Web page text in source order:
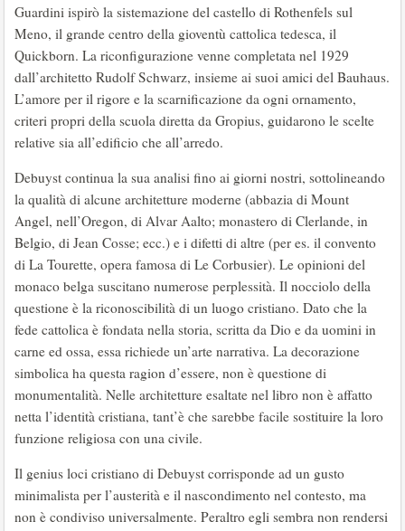
Guardini ispirò la sistemazione del castello di Rothenfels sul
Meno, il grande centro della gioventù cattolica tedesca, il
Quickborn. La riconfigurazione venne completata nel 1929
dall’architetto Rudolf Schwarz, insieme ai suoi amici del Bauhaus.
L’amore per il rigore e la scarnificazione da ogni ornamento,
criteri propri della scuola diretta da Gropius, guidarono le scelte
relative sia all’edificio che all’arredo.
Debuyst continua la sua analisi fino ai giorni nostri, sottolineando
la qualità di alcune architetture moderne (abbazia di Mount
Angel, nell’Oregon, di Alvar Aalto; monastero di Clerlande, in
Belgio, di Jean Cosse; ecc.) e i difetti di altre (per es. il convento
di La Tourette, opera famosa di Le Corbusier). Le opinioni del
monaco belga suscitano numerose perplessità. Il nocciolo della
questione è la riconoscibilità di un luogo cristiano. Dato che la
fede cattolica è fondata nella storia, scritta da Dio e da uomini in
carne ed ossa, essa richiede un’arte narrativa. La decorazione
simbolica ha questa ragion d’essere, non è questione di
monumentalità. Nelle architetture esaltate nel libro non è affatto
netta l’identità cristiana, tant’è che sarebbe facile sostituire la loro
funzione religiosa con una civile.
Il genius loci cristiano di Debuyst corrisponde ad un gusto
minimalista per l’austerità e il nascondimento nel contesto, ma
non è condiviso universalmente. Peraltro egli sembra non rendersi